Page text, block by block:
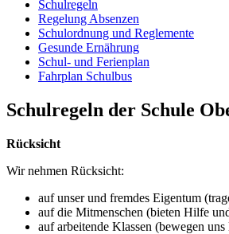
Schulregeln
Regelung Absenzen
Schulordnung und Reglemente
Gesunde Ernährung
Schul- und Ferienplan
Fahrplan Schulbus
Schulregeln der Schule
Rücksicht
Wir nehmen Rücksicht:
auf unser und fremdes Eigentum
auf die Mitmenschen (bieten Hilfe
auf arbeitende Klassen (bewegen